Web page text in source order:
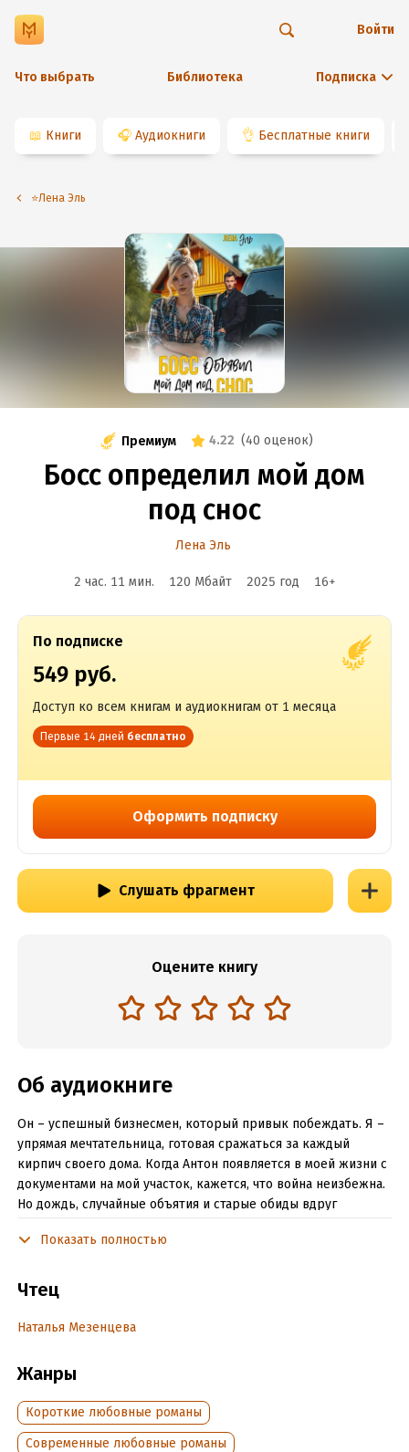
Что выбрать Библиотека Подписка
Войти
📖 Книги 🎧 Аудиокниги 👌 Бесплатные книги
⭐️Лена Эль
Премиум 4.22 (40 оценок)
Босс определил мой дом
под снос
Лена Эль
2 час. 11 мин. 120 Мбайт 2025 год 16+
По подписке
549 руб.
Доступ ко всем книгам и аудиокнигам от 1 месяца
Первые 14 дней бесплатно
Оформить подписку
Слушать фрагмент
Оцените книгу
Об аудиокниге
Он – успешный бизнесмен, который привык побеждать. Я –
упрямая мечтательница, готовая сражаться за каждый
кирпич своего дома. Когда Антон появляется в моей жизни с
документами на мой участок, кажется, что война неизбежна.
Но дождь, случайные объятия и старые обиды вдруг
землю, или я – его сердце?
Подробная информация
Дата написания:1 января 2025
Дата поступления:
Показать полностью
Чтец
Наталья Мезенцева
Жанры
Короткие любовные романы
Современные любовные романы